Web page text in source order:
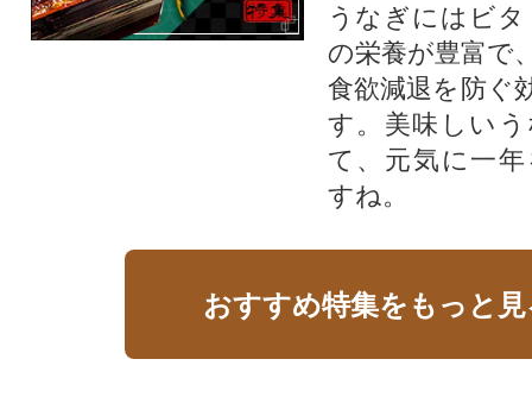
うなぎにはビ
の栄養が豊富で
食欲減退を防ぐ
す。美味しい
て、元気に一
すね。
おすすめ特集をもっと